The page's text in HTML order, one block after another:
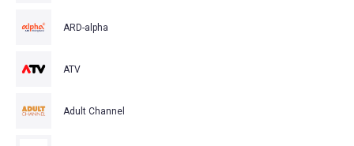
ARD-alpha
ATV
Adult Channel